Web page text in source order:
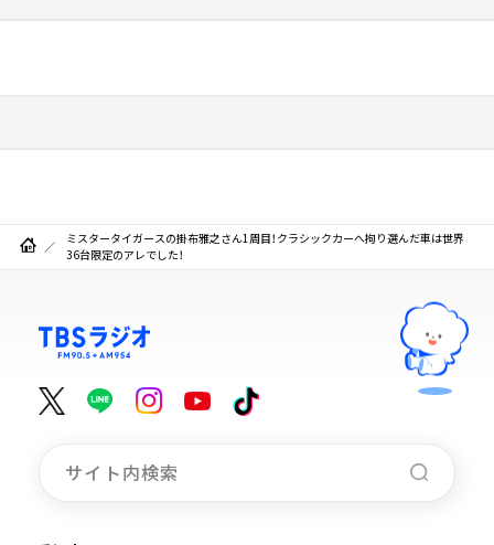
ミスタータイガースの掛布雅之さん1周目！クラシックカーへ拘り選んだ車は世界
36台限定のアレでした！